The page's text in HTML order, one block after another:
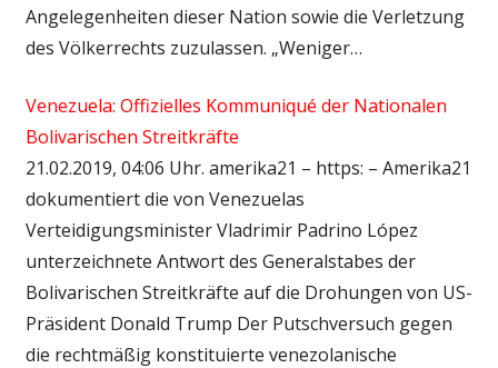
Angelegenheiten dieser Nation sowie die Verletzung
des Völkerrechts zuzulassen. „Weniger…
Venezuela: Offizielles Kommuniqué der Nationalen
Bolivarischen Streitkräfte
21.02.2019, 04:06 Uhr. amerika21 – https: – Amerika21
dokumentiert die von Venezuelas
Verteidigungsminister Vladrimir Padrino López
unterzeichnete Antwort des Generalstabes der
Bolivarischen Streitkräfte auf die Drohungen von US-
Präsident Donald Trump Der Putschversuch gegen
die rechtmäßig konstituierte venezolanische